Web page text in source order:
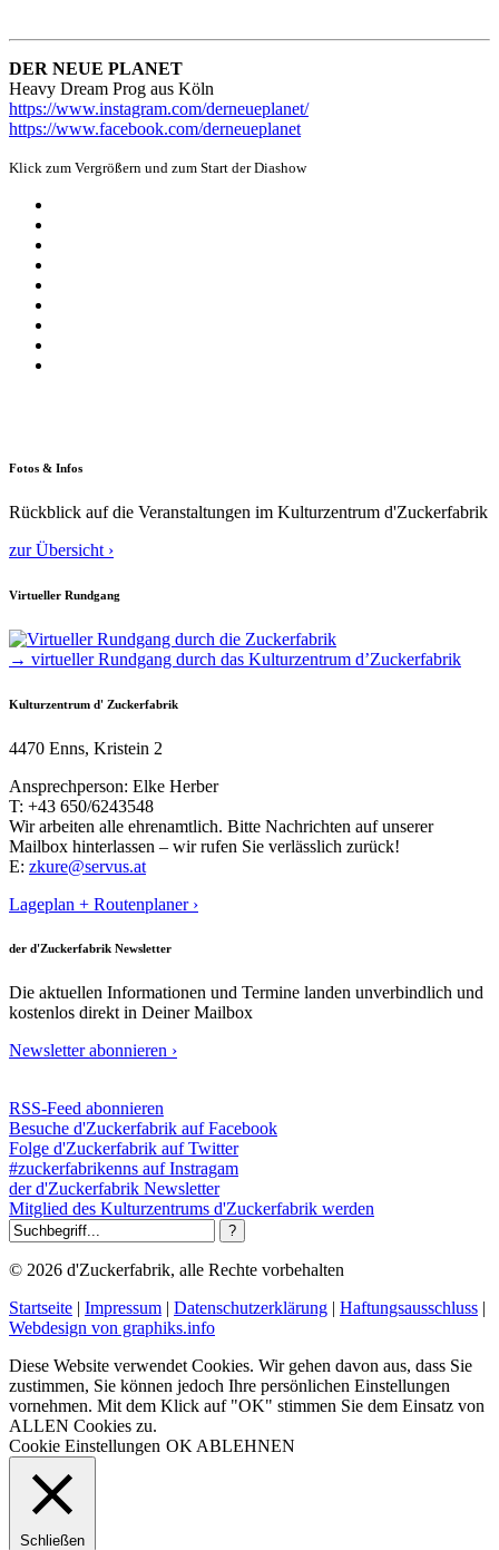
DER NEUE PLANET
Heavy Dream Prog aus Köln
https://www.instagram.com/derneueplanet/
https://www.facebook.com/derneueplanet
Klick zum Vergrößern und zum Start der Diashow
Fotos & Infos
Rückblick auf die Veranstaltungen im Kulturzentrum d'Zuckerfabrik
zur Übersicht ›
Virtueller Rundgang
→ virtueller Rundgang durch das Kulturzentrum d’Zuckerfabrik
Kulturzentrum d' Zuckerfabrik
4470 Enns, Kristein 2
Ansprechperson: Elke Herber
T: +43 650/6243548
Wir arbeiten alle ehrenamtlich. Bitte Nachrichten auf unserer
Mailbox hinterlassen – wir rufen Sie verlässlich zurück!
E: zkure@servus.at
Lageplan + Routenplaner ›
der d'Zuckerfabrik Newsletter
Die aktuellen Informationen und Termine landen unverbindlich und
kostenlos direkt in Deiner Mailbox
Newsletter abonnieren ›
RSS-Feed abonnieren
Besuche d'Zuckerfabrik auf Facebook
Folge d'Zuckerfabrik auf Twitter
#zuckerfabrikenns auf Instragam
der d'Zuckerfabrik Newsletter
Mitglied des Kulturzentrums d'Zuckerfabrik werden
© 2026 d'Zuckerfabrik, alle Rechte vorbehalten
Startseite | Impressum | Datenschutzerklärung | Haftungsausschluss |
Webdesign von graphiks.info
Diese Website verwendet Cookies. Wir gehen davon aus, dass Sie
zustimmen, Sie können jedoch Ihre persönlichen Einstellungen
vornehmen. Mit dem Klick auf "OK" stimmen Sie dem Einsatz von
ALLEN Cookies zu.
Cookie Einstellungen OKABLEHNEN
Schließen